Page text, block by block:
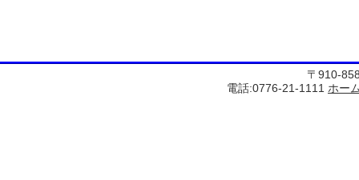
〒910-
電話:0776-21-1111 ホー